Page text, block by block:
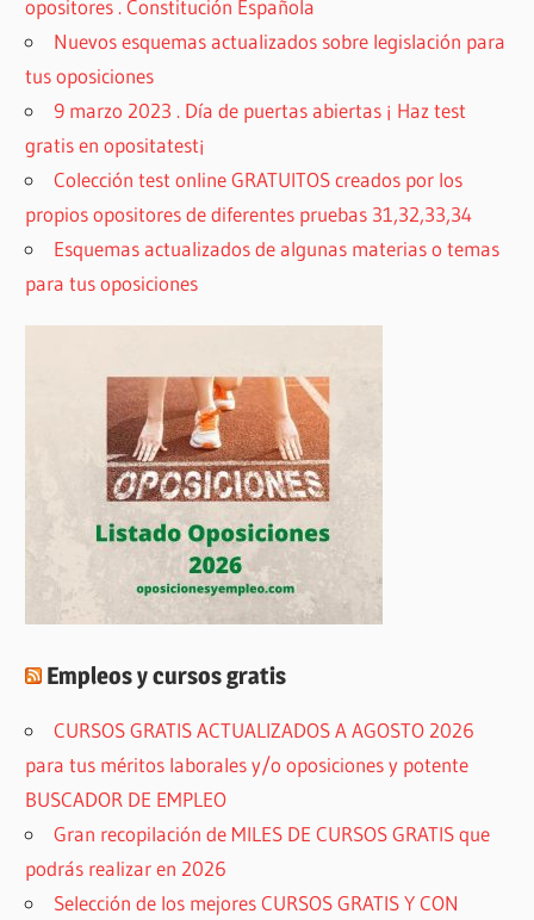
opositores . Constitución Española
Nuevos esquemas actualizados sobre legislación para
tus oposiciones
9 marzo 2023 . Día de puertas abiertas ¡ Haz test
gratis en opositatest¡
Colección test online GRATUITOS creados por los
propios opositores de diferentes pruebas 31,32,33,34
Esquemas actualizados de algunas materias o temas
para tus oposiciones
Empleos y cursos gratis
CURSOS GRATIS ACTUALIZADOS A AGOSTO 2026
para tus méritos laborales y/o oposiciones y potente
BUSCADOR DE EMPLEO
Gran recopilación de MILES DE CURSOS GRATIS que
podrás realizar en 2026
Selección de los mejores CURSOS GRATIS Y CON